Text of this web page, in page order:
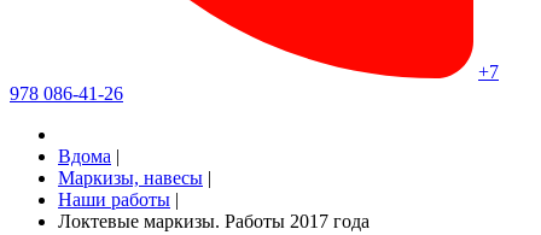
+7
978 086-41-26
Вдома |
Маркизы, навесы |
Наши работы |
Локтевые маркизы. Работы 2017 года